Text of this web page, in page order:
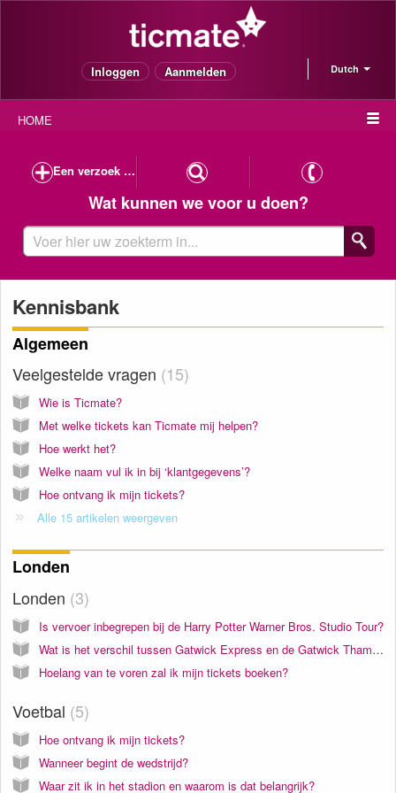
Dutch
Inloggen Aanmelden
HOME
Een verzoek indienen
Wat kunnen we voor u doen?
Kennisbank
Algemeen
Veelgestelde vragen 15
Wie is Ticmate?
Met welke tickets kan Ticmate mij helpen?
Hoe werkt het?
Welke naam vul ik in bij ‘klantgegevens’?
Hoe ontvang ik mijn tickets?
Alle 15 artikelen weergeven
Londen
Londen 3
Is vervoer inbegrepen bij de Harry Potter Warner Bros. Studio Tour?
Wat is het verschil tussen Gatwick Express en de Gatwick Thameslink Trein?
Hoelang van te voren zal ik mijn tickets boeken?
Voetbal 5
Hoe ontvang ik mijn tickets?
Wanneer begint de wedstrijd?
Waar zit ik in het stadion en waarom is dat belangrijk?